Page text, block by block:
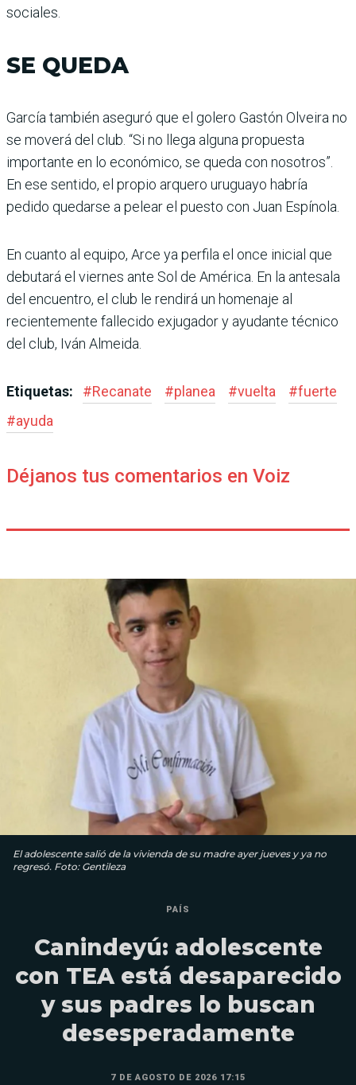
sociales.
SE QUEDA
García también aseguró que el golero Gastón Olveira no
se moverá del club. “Si no llega alguna propuesta
importante en lo económico, se queda con nosotros”.
En ese sentido, el pro­pio arquero uruguayo habría
pedido quedarse a pelear el puesto con Juan Espínola.
En cuanto al equipo, Arce ya perfila el once inicial que
debutará el viernes ante Sol de América. En la antesala
del encuentro, el club le rendirá un homenaje al
recientemente fallecido exjugador y ayudante técnico
del club, Iván Almeida.
Etiquetas: #Recanate #planea #vuelta #fuerte
#ayuda
Déjanos tus comentarios en Voiz
El adolescente salió de la vivienda de su madre ayer jueves y ya no
regresó. Foto: Gentileza
PAÍS
Canindeyú: adolescente
con TEA está desaparecido
y sus padres lo buscan
desesperadamente
7 DE AGOSTO DE 2026 17:15